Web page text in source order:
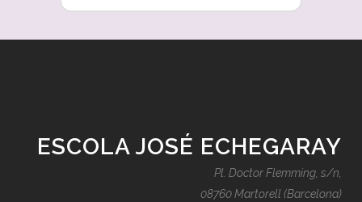
ESCOLA JOSÉ ECHEGARAY
Pl. Doctor Flemming, s/n,
08760 Martorell (Barcelona)